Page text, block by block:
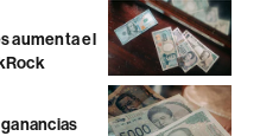
aumenta el